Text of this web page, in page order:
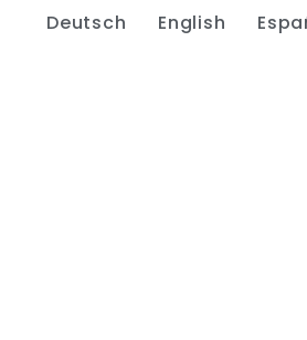
Deutsch English